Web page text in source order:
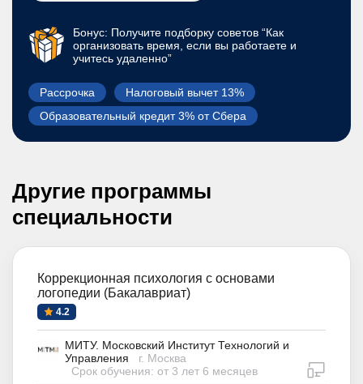
Бонус: Получите подборку советов “Как
организовать время, если вы работаете и
учитесь удаленно”
Рассрочка
Налоговый вычет 13%
Образовательный кредит 3% от Сбера
Другие программы
специальности
Коррекционная психология с основами
логопедии (Бакалавриат)
4.2
МИТУ. Московский Институт Технологий и
Управления
г. Москва
Срок обучения: от 3 лет 6 месяцев